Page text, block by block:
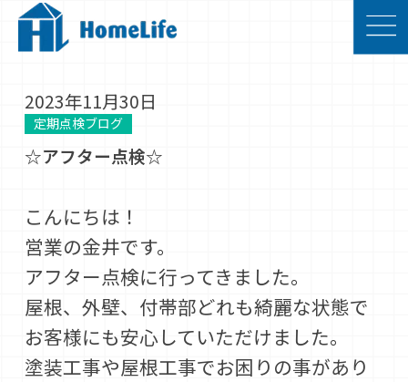
2023年11月30日
定期点検ブログ
☆アフター点検☆
こんにちは！
営業の金井です。
アフター点検に行ってきました。
屋根、外壁、付帯部どれも綺麗な状態で
お客様にも安心していただけました。
塗装工事や屋根工事でお困りの事があり